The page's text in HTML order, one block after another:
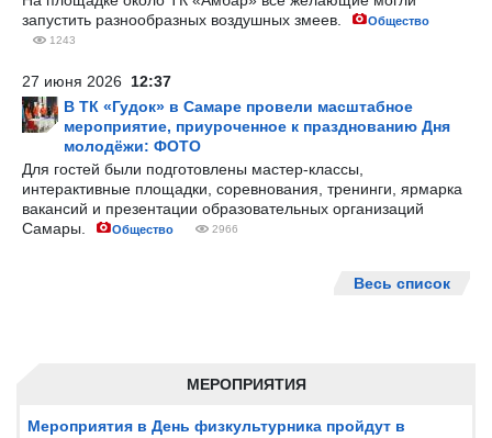
МЕРОПРИЯТИЯ
Мероприятия в День физкультурника пройдут в
запустить разнообразных воздушных змеев.
Общество
1243
27 июня 2026 12:37
В ТК «Гудок» в Самаре провели масштабное
мероприятие, приуроченное к празднованию Дня
молодёжи: ФОТО
Для гостей были подготовлены мастер-классы,
интерактивные площадки, соревнования, тренинги, ярмарка
вакансий и презентации образовательных организаций
Самары.
Общество 2966
Весь список